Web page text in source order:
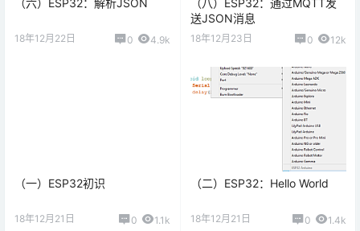
（六）ESP32：解析JSON
18年12月22日 0 4.9k
（八）ESP32：通过MQTT发
送JSON消息
18年12月23日 0 12k
（一）ESP32初识
18年12月21日 0 1.1k
（二）ESP32：Hello World
18年12月21日 0 1.4k